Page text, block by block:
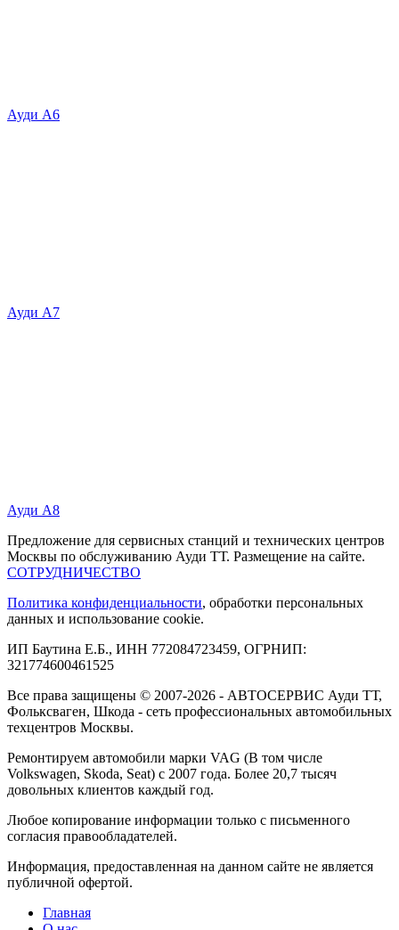
Ауди А6
Ауди А7
Ауди А8
Предложение для сервисных станций и технических центров
Москвы по обслуживанию Ауди ТТ. Размещение на сайте.
СОТРУДНИЧЕСТВО
Политика конфиденциальности, обработки персональных
данных и использование cookie.
ИП Баутина Е.Б., ИНН 772084723459, ОГРНИП:
321774600461525
Все права защищены © 2007-2026 - АВТОСЕРВИС Ауди ТТ,
Фольксваген, Шкода - сеть профессиональных автомобильных
техцентров Москвы.
Ремонтируем автомобили марки VAG (В том числе
Volkswagen, Skoda, Seat) с 2007 года. Более 20,7 тысяч
довольных клиентов каждый год.
Любое копирование информации только с письменного
согласия правообладателей.
Информация, предоставленная на данном сайте не является
публичной офертой.
Главная